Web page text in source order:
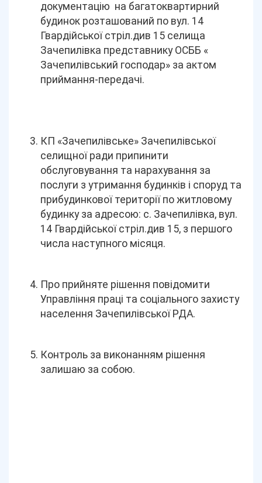
документацію на багатоквартирний
будинок розташований по вул. 14
Гвардійської стріл.див 15 селища
Зачепилівка представнику ОСББ «
Зачепилівський господар» за актом
приймання-передачі.
КП «Зачепилівське» Зачепилівської
селищної ради припинити
обслуговування та нарахування за
послуги з утримання будинків і споруд та
прибудинкової території по житловому
будинку за адресою: с. Зачепилівка, вул.
14 Гвардійської стріл.див 15, з першого
числа наступного місяця.
Про прийняте рішення повідомити
Управління праці та соціального захисту
населення Зачепилівської РДА.
Контроль за виконанням рішення
залишаю за собою.